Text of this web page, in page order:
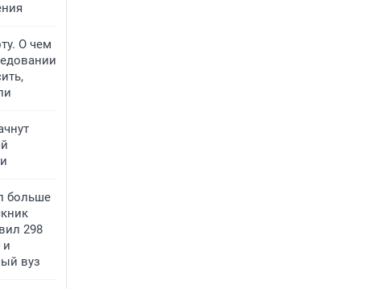
О чем
больше
298
и
вуз